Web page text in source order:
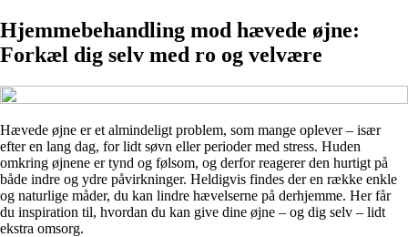
Hjemmebehandling mod hævede øjne:
Forkæl dig selv med ro og velvære
Hævede øjne er et almindeligt problem, som mange oplever – især
efter en lang dag, for lidt søvn eller perioder med stress. Huden
omkring øjnene er tynd og følsom, og derfor reagerer den hurtigt på
både indre og ydre påvirkninger. Heldigvis findes der en række enkle
og naturlige måder, du kan lindre hævelserne på derhjemme. Her får
du inspiration til, hvordan du kan give dine øjne – og dig selv – lidt
ekstra omsorg.